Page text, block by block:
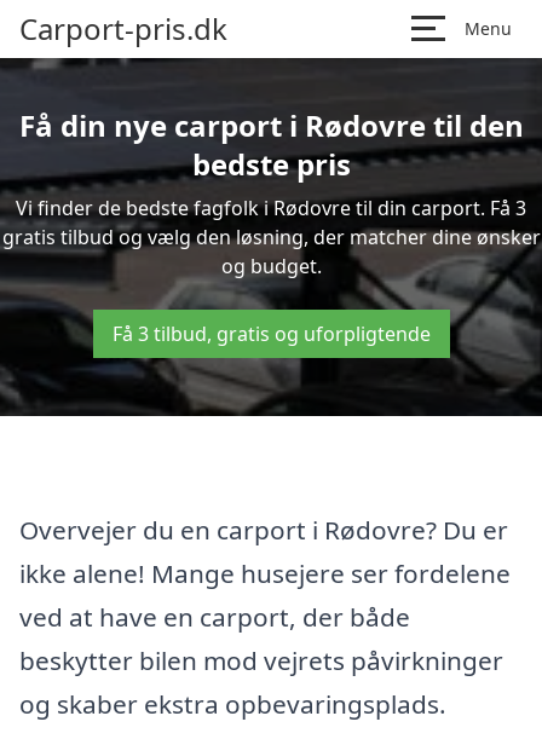
Carport-pris.dk Menu
Få din nye carport i Rødovre til den
bedste pris
Vi finder de bedste fagfolk i Rødovre til din carport. Få 3
gratis tilbud og vælg den løsning, der matcher dine ønsker
og budget.
Få 3 tilbud, gratis og uforpligtende
Overvejer du en carport i Rødovre? Du er
ikke alene! Mange husejere ser fordelene
ved at have en carport, der både
beskytter bilen mod vejrets påvirkninger
og skaber ekstra opbevaringsplads.